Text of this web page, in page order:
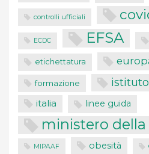
controlli ufficiali
ECDC EFSA
etichettatura
formazione
italia linee guida
ministero della
MIPAAF obesità